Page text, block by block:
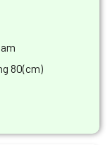
80(cm)